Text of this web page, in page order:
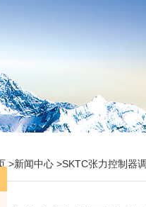
>新闻中心 >SKTC张力控制器